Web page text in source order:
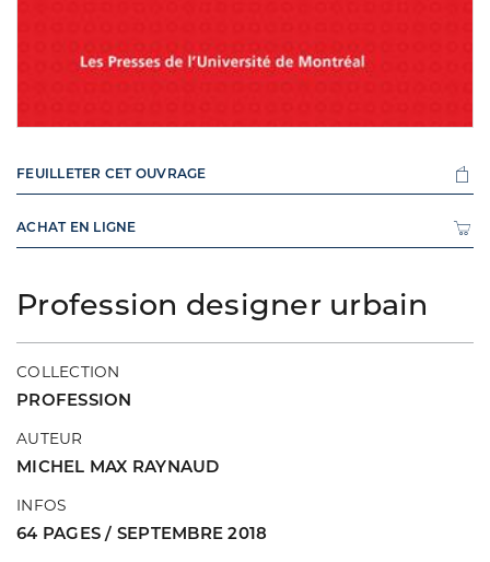
Profession designer urbain
COLLECTION
PROFESSION
AUTEUR
MICHEL MAX RAYNAUD
INFOS
64 PAGES / SEPTEMBRE 2018
FEUILLETER CET OUVRAGE
ACHAT EN LIGNE